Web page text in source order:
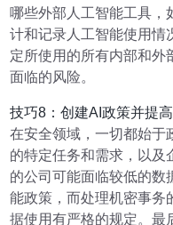
哪些外部人工智能工具，
计和记录人工智能使用情
定所使用的所有内部和外
面临的风险。
技巧8：创建AI政策并提
在安全领域，一切都始于
的特定任务和需求，以及
的公司可能面临较低的数
能政策，而处理机密事务
据使用有严格的规定。最